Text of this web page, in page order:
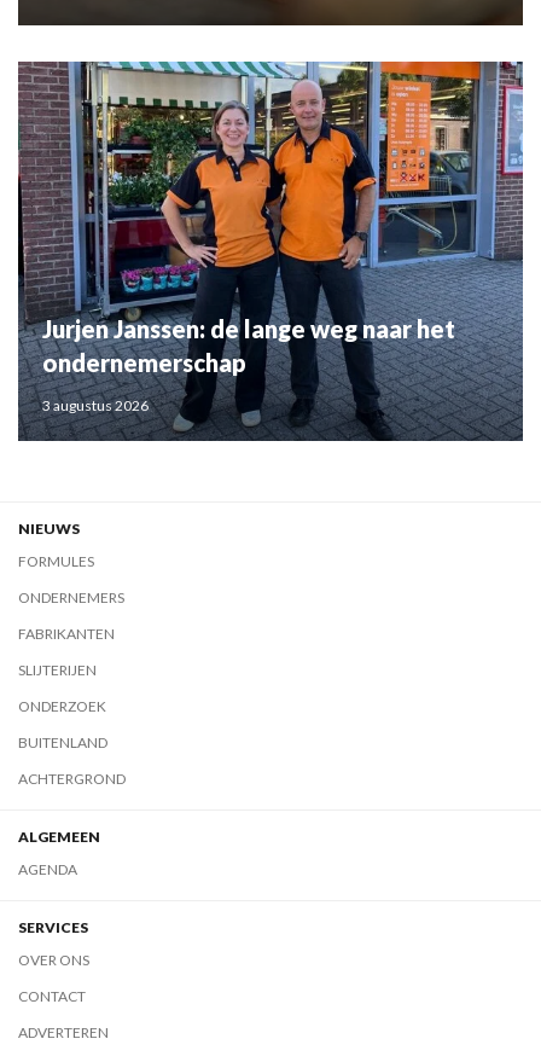
Jurjen Janssen: de lange weg naar het
ondernemerschap
3 augustus 2026
NIEUWS
FORMULES
ONDERNEMERS
FABRIKANTEN
SLIJTERIJEN
ONDERZOEK
BUITENLAND
ACHTERGROND
ALGEMEEN
AGENDA
SERVICES
OVER ONS
CONTACT
ADVERTEREN